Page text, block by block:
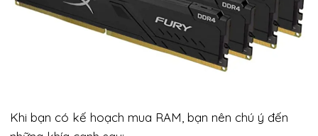
Khi bạn có kế hoạch mua RAM, bạn nên chú ý đến